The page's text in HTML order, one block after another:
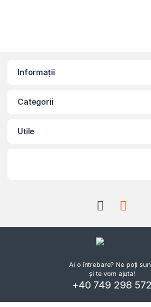
Informații
Categorii
Utile
Ai o întrebare? Ne poți
și te vom ajuta!
+40 749 298 572